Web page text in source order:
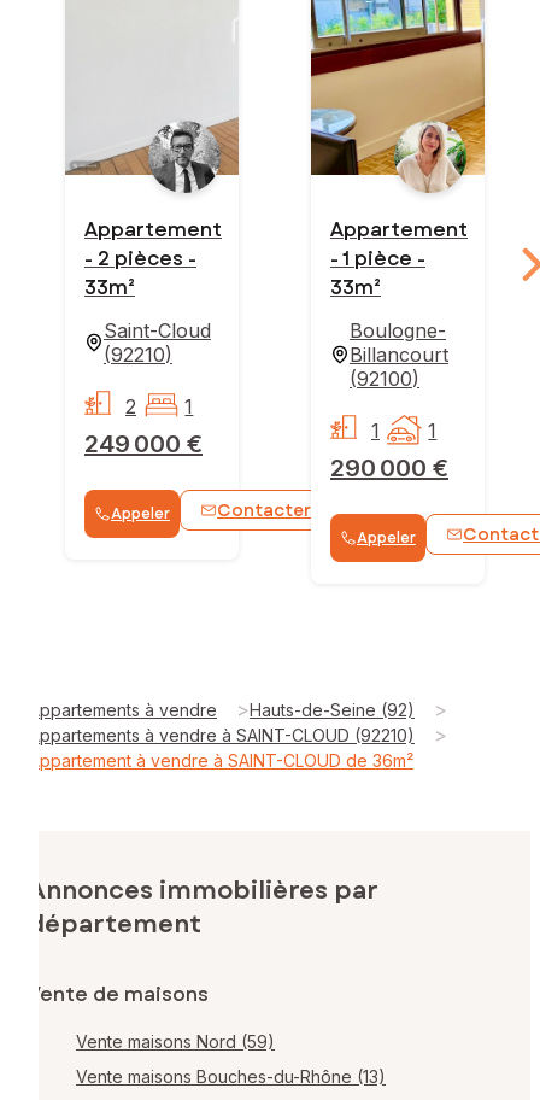
Appartement
- 2 pièces -
33m²
Saint-Cloud
(92210)
249 000 €
2 1
Appeler Contacter WhatsApp
Appartement
- 1 pièce -
33m²
Boulogne-
Billancourt
(92100)
290 000 €
1 1
Appeler
Appartements à vendre >Hauts-de-Seine (92) >
Appartements à vendre à SAINT-CLOUD (92210) >
Appartement à vendre à SAINT-CLOUD de 36m²
Annonces immobilières par
département
Vente de maisons
Vente maisons Nord (59)
Vente maisons Bouches-du-Rhône (13)